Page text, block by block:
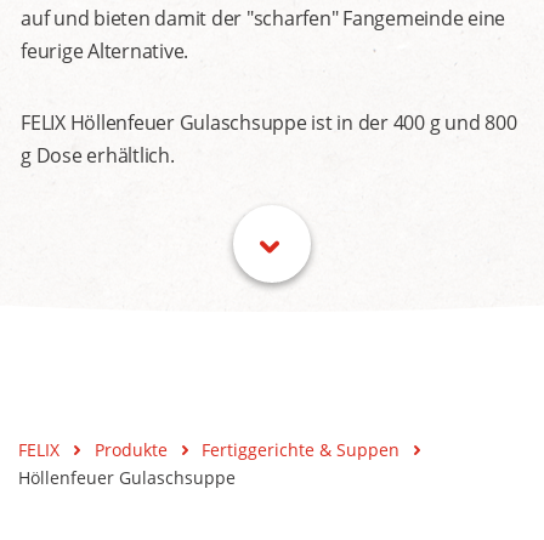
auf und bieten damit der "scharfen" Fangemeinde eine
feurige Alternative.
FELIX Höllenfeuer Gulaschsuppe ist in der 400 g und 800
g Dose erhältlich.
FELIX Produkte
Fertiggerichte & Suppen
Höllenfeuer Gulaschsuppe